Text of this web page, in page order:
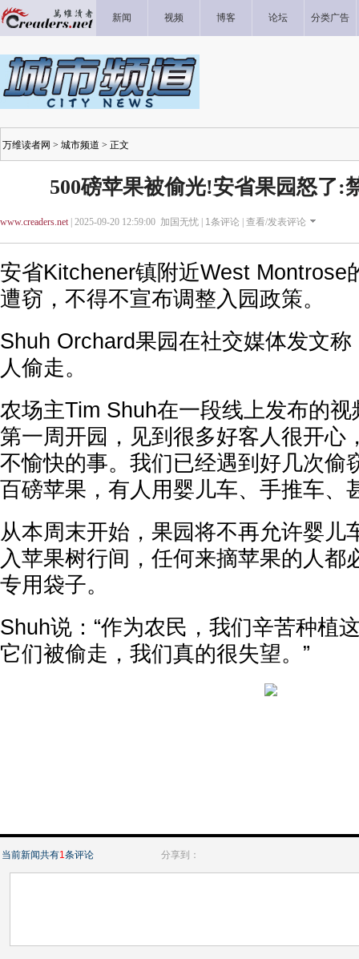
新闻 视频 博客 论坛 分类广告
万维读者网 > 城市频道 > 正文
500磅苹果被偷光!安省果园怒了:
www.creaders.net| 2025-09-20 12:59:00 加国无忧 | 1条评论 | 查看/发表评论
安省Kitchener镇附近West Montrose
遭窃，不得不宣布调整入园政策。
Shuh Orchard果园在社交媒体发文
人偷走。
农场主Tim Shuh在一段线上发布的视
第一周开园，见到很多好客人很开心
不愉快的事。我们已经遇到好几次偷
百磅苹果，有人用婴儿车、手推车、
从本周末开始，果园将不再允许婴儿
入苹果树行间，任何来摘苹果的人都
专用袋子。
Shuh说：“作为农民，我们辛苦种植
它们被偷走，我们真的很失望。”
当前新闻共有1条评论 分享到：